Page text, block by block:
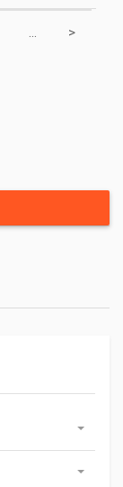
... >